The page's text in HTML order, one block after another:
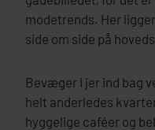
modetrends. Her
side om side på
Bevæger I jer ind bag
helt anderledes
hyggelige caféer og